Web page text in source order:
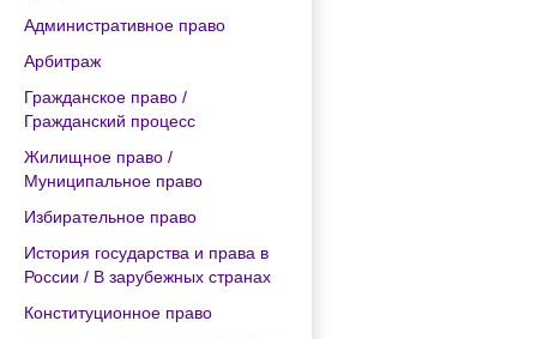
Административное право
Арбитраж
Гражданское право /
Гражданский процесс
Жилищное право /
Муниципальное право
Избирательное право
История государства и права в
России / В зарубежных странах
Конституционное право